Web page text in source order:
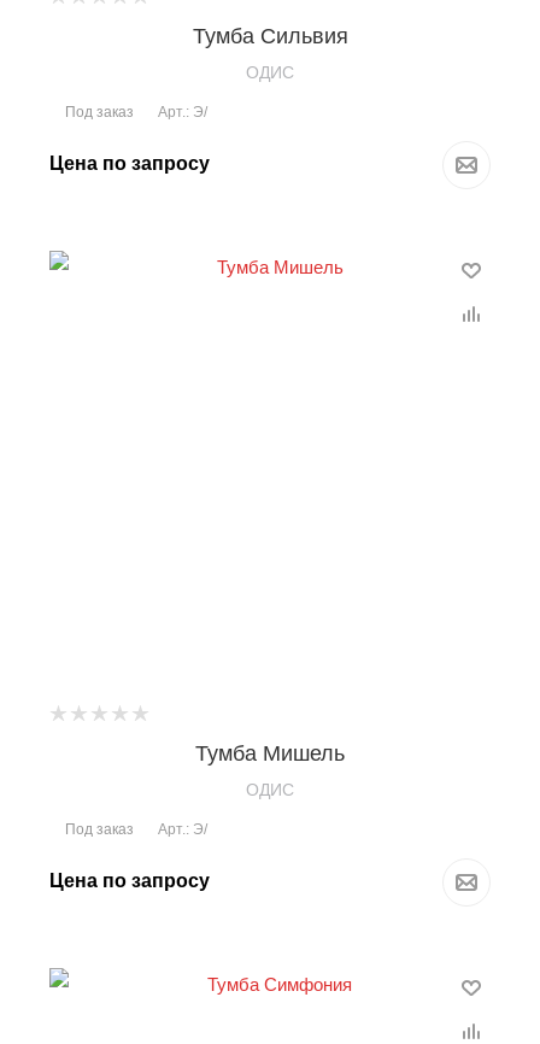
Тумба Сильвия
OДИС
Под заказ Арт.: Э/
Цена по запросу
Тумба Мишель
OДИС
Под заказ Арт.: Э/
Цена по запросу